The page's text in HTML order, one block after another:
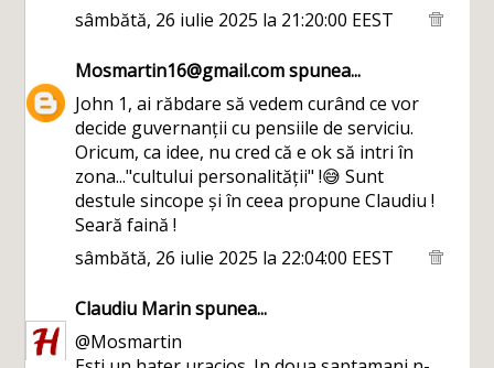
sâmbătă, 26 iulie 2025 la 21:20:00 EEST
Mosmartin16@gmail.comspunea...
John 1, ai răbdare să vedem curând ce vor
decide guvernanții cu pensiile de serviciu.
Oricum, ca idee, nu cred că e ok să intri în
zona..."cultului personalității" !😅 Sunt
destule sincope și în ceea propune Claudiu !
Seară faină !
sâmbătă, 26 iulie 2025 la 22:04:00 EEST
Claudiu Marinspunea...
@Mosmartin